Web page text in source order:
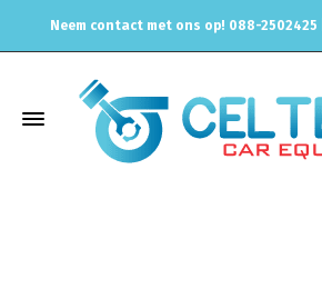
Neem contact met ons op! 088-2502425 |